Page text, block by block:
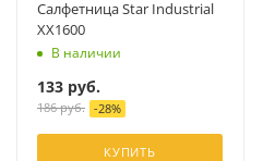
Салфетница Star Industrial
XX1600
В наличии
133 руб.
186руб. -28%
КУПИТЬ